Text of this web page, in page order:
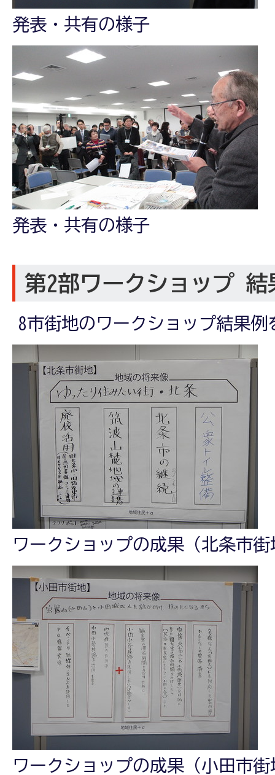
発表・共有の様子
発表・共有の様子
第2部ワークショップ 結
8市街地のワークショップ結果例
ワークショップの成果（北条市街
ワークショップの成果（小田市街